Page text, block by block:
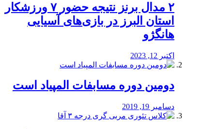
۲ مدال برنز نتیجه حضور ۷ ورزشکار
استان البرز در بازی‌های آسیایی
هانگژو
اکتبر 12, 2023
دومین دوره مسابفات المپیاد است
دسامبر 19, 2019